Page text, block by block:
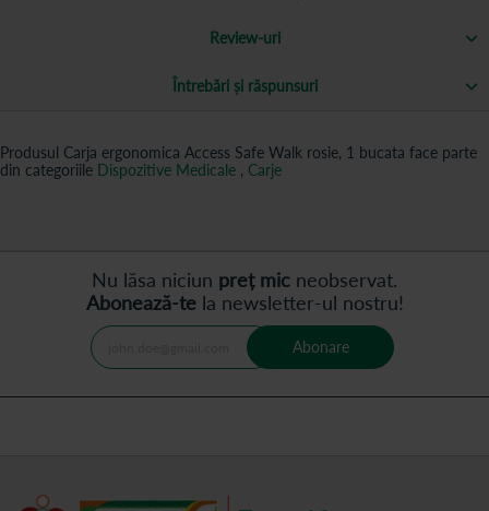
Review-uri
Întrebări și răspunsuri
Produsul Carja ergonomica Access Safe Walk rosie, 1 bucata face parte
din categoriile Dispozitive Medicale , Carje
Nu lăsa niciun preț mic neobservat.
Abonează-tela newsletter-ul nostru!
Abonare